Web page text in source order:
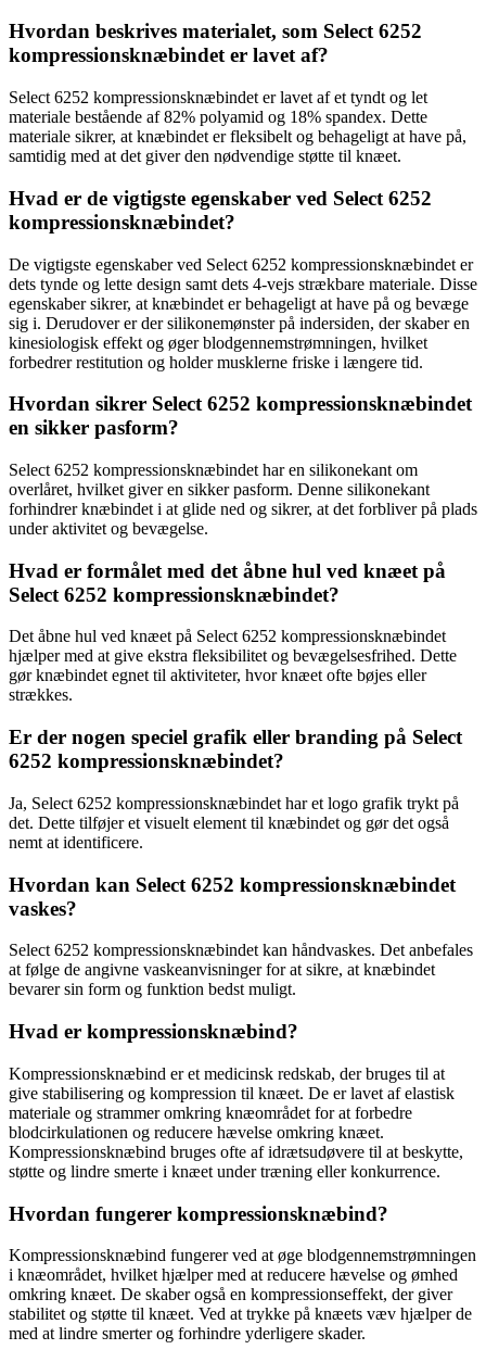
Hvordan beskrives materialet, som Select 6252
kompressionsknæbindet er lavet af?
Select 6252 kompressionsknæbindet er lavet af et tyndt og let
materiale bestående af 82% polyamid og 18% spandex. Dette
materiale sikrer, at knæbindet er fleksibelt og behageligt at have på,
samtidig med at det giver den nødvendige støtte til knæet.
Hvad er de vigtigste egenskaber ved Select 6252
kompressionsknæbindet?
De vigtigste egenskaber ved Select 6252 kompressionsknæbindet er
dets tynde og lette design samt dets 4-vejs strækbare materiale. Disse
egenskaber sikrer, at knæbindet er behageligt at have på og bevæge
sig i. Derudover er der silikonemønster på indersiden, der skaber en
kinesiologisk effekt og øger blodgennemstrømningen, hvilket
forbedrer restitution og holder musklerne friske i længere tid.
Hvordan sikrer Select 6252 kompressionsknæbindet
en sikker pasform?
Select 6252 kompressionsknæbindet har en silikonekant om
overlåret, hvilket giver en sikker pasform. Denne silikonekant
forhindrer knæbindet i at glide ned og sikrer, at det forbliver på plads
under aktivitet og bevægelse.
Hvad er formålet med det åbne hul ved knæet på
Select 6252 kompressionsknæbindet?
Det åbne hul ved knæet på Select 6252 kompressionsknæbindet
hjælper med at give ekstra fleksibilitet og bevægelsesfrihed. Dette
gør knæbindet egnet til aktiviteter, hvor knæet ofte bøjes eller
strækkes.
Er der nogen speciel grafik eller branding på Select
6252 kompressionsknæbindet?
Ja, Select 6252 kompressionsknæbindet har et logo grafik trykt på
det. Dette tilføjer et visuelt element til knæbindet og gør det også
nemt at identificere.
Hvordan kan Select 6252 kompressionsknæbindet
vaskes?
Select 6252 kompressionsknæbindet kan håndvaskes. Det anbefales
at følge de angivne vaskeanvisninger for at sikre, at knæbindet
bevarer sin form og funktion bedst muligt.
Hvad er kompressionsknæbind?
Kompressionsknæbind er et medicinsk redskab, der bruges til at
give stabilisering og kompression til knæet. De er lavet af elastisk
materiale og strammer omkring knæområdet for at forbedre
blodcirkulationen og reducere hævelse omkring knæet.
Kompressionsknæbind bruges ofte af idrætsudøvere til at beskytte,
støtte og lindre smerte i knæet under træning eller konkurrence.
Hvordan fungerer kompressionsknæbind?
Kompressionsknæbind fungerer ved at øge blodgennemstrømningen
i knæområdet, hvilket hjælper med at reducere hævelse og ømhed
omkring knæet. De skaber også en kompressionseffekt, der giver
stabilitet og støtte til knæet. Ved at trykke på knæets væv hjælper de
med at lindre smerter og forhindre yderligere skader.